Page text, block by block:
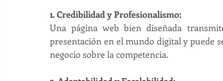
1. Credibilidad y Profesionalismo:
Una página web bien diseñada
presentación en el mundo digital y puede
negocio sobre la competencia.